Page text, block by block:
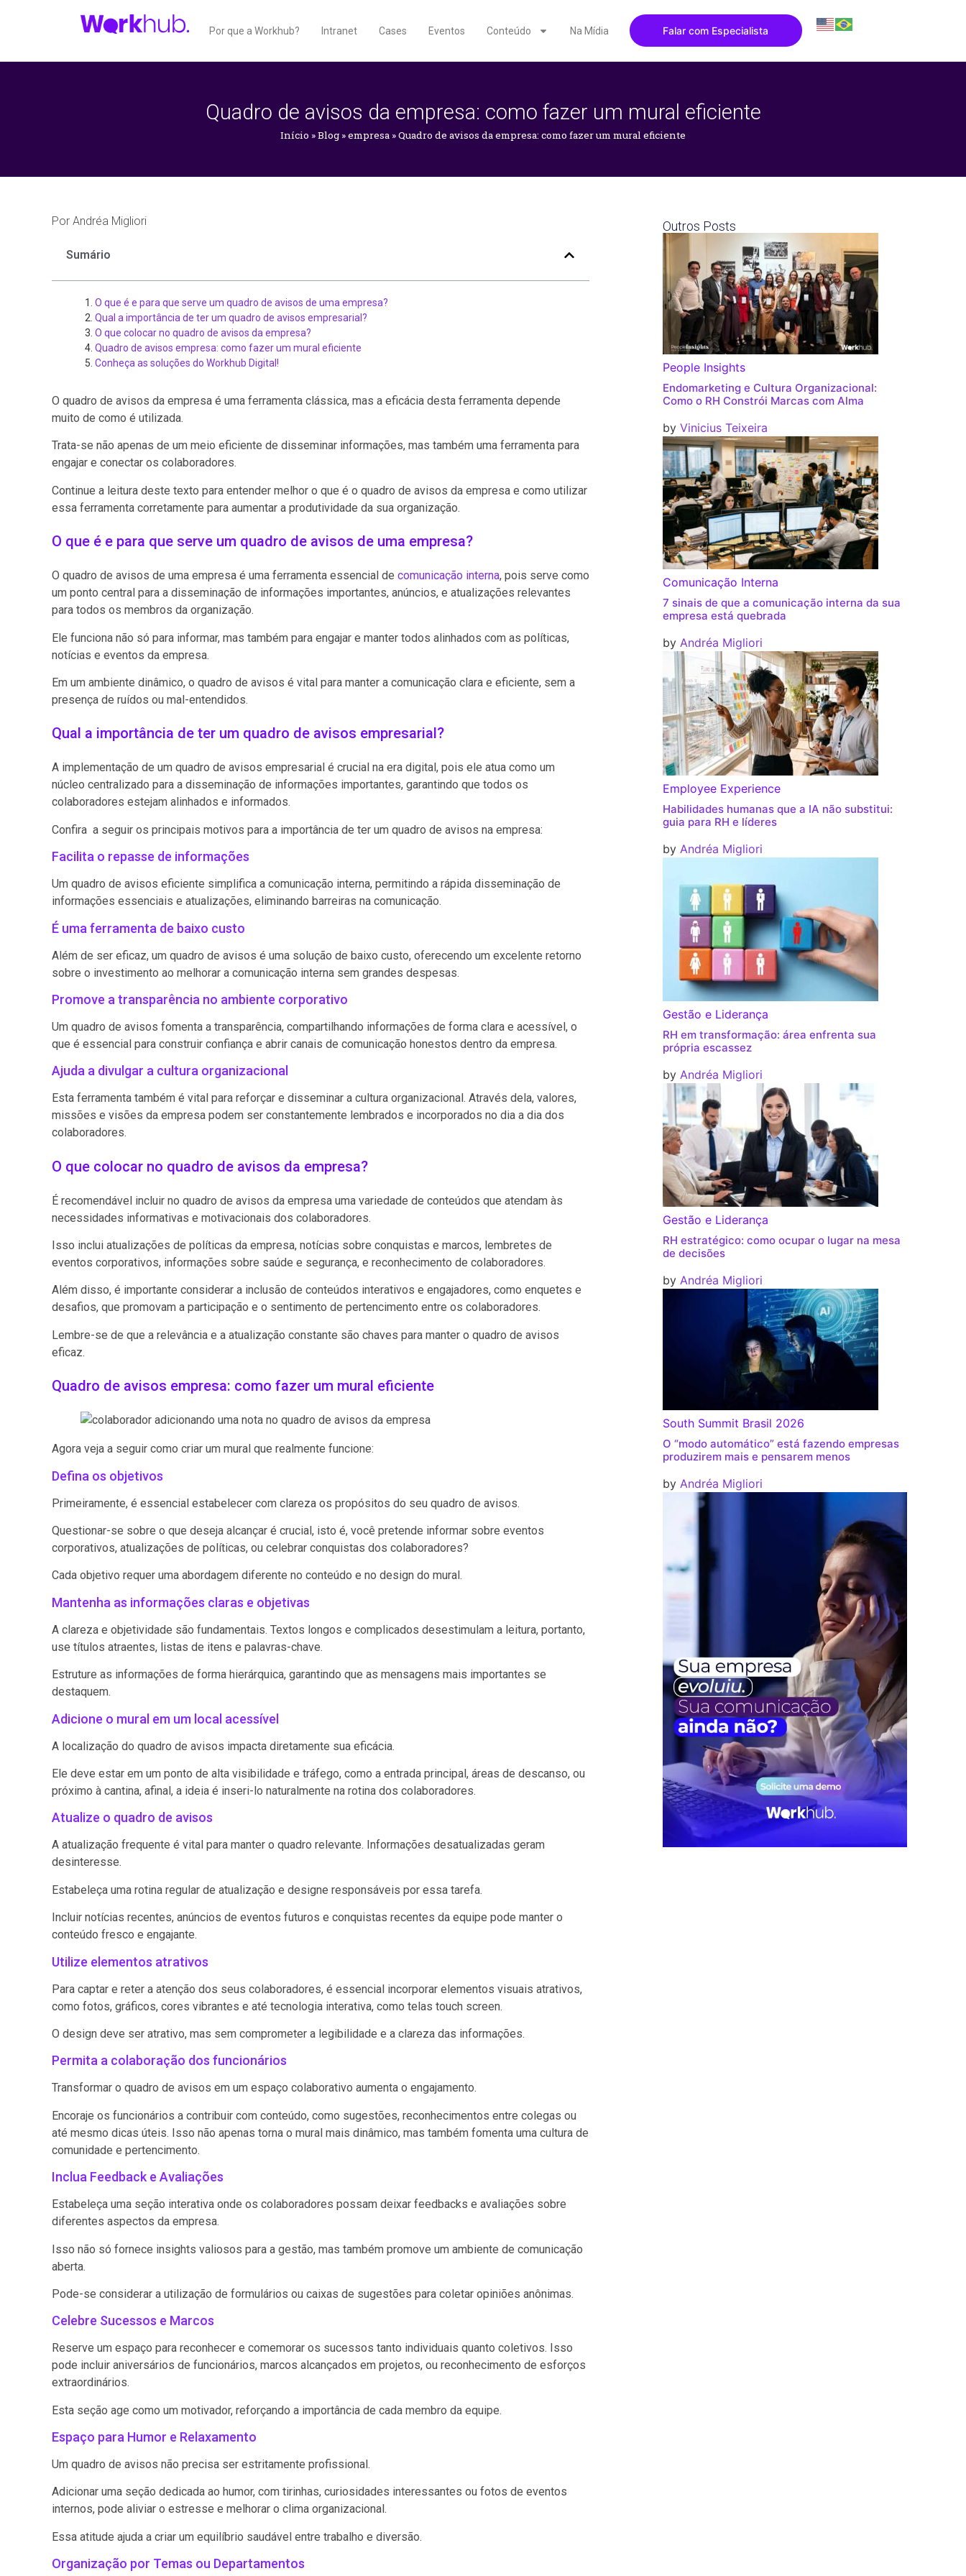
Por que a Workhub? Intranet Cases Eventos Conteúdo Na Mídia Falar com Especialista
Quadro de avisos da empresa: como fazer um mural eficiente
Início »Blog »empresa »Quadro de avisos da empresa: como fazer um mural eficiente
Por Andréa Migliori
Sumário
O que é e para que serve um quadro de avisos de uma empresa?
Qual a importância de ter um quadro de avisos empresarial?
O que colocar no quadro de avisos da empresa?
Quadro de avisos empresa: como fazer um mural eficiente
Conheça as soluções do Workhub Digital!
O quadro de avisos da empresa é uma ferramenta clássica, mas a eficácia desta ferramenta depende
muito de como é utilizada.
Trata-se não apenas de um meio eficiente de disseminar informações, mas também uma ferramenta para
engajar e conectar os colaboradores.
Continue a leitura deste texto para entender melhor o que é o quadro de avisos da empresa e como utilizar
essa ferramenta corretamente para aumentar a produtividade da sua organização.
O que é e para que serve um quadro de avisos de uma empresa?
O quadro de avisos de uma empresa é uma ferramenta essencial de comunicação interna, pois serve como
um ponto central para a disseminação de informações importantes, anúncios, e atualizações relevantes
para todos os membros da organização.
Ele funciona não só para informar, mas também para engajar e manter todos alinhados com as políticas,
notícias e eventos da empresa.
Em um ambiente dinâmico, o quadro de avisos é vital para manter a comunicação clara e eficiente, sem a
presença de ruídos ou mal-entendidos.
Qual a importância de ter um quadro de avisos empresarial?
A implementação de um quadro de avisos empresarial é crucial na era digital, pois ele atua como um
núcleo centralizado para a disseminação de informações importantes, garantindo que todos os
colaboradores estejam alinhados e informados.
Confira a seguir os principais motivos para a importância de ter um quadro de avisos na empresa:
Facilita o repasse de informações
Um quadro de avisos eficiente simplifica a comunicação interna, permitindo a rápida disseminação de
informações essenciais e atualizações, eliminando barreiras na comunicação.
É uma ferramenta de baixo custo
Além de ser eficaz, um quadro de avisos é uma solução de baixo custo, oferecendo um excelente retorno
sobre o investimento ao melhorar a comunicação interna sem grandes despesas.
Promove a transparência no ambiente corporativo
Um quadro de avisos fomenta a transparência, compartilhando informações de forma clara e acessível, o
que é essencial para construir confiança e abrir canais de comunicação honestos dentro da empresa.
Ajuda a divulgar a cultura organizacional
Esta ferramenta também é vital para reforçar e disseminar a cultura organizacional. Através dela, valores,
missões e visões da empresa podem ser constantemente lembrados e incorporados no dia a dia dos
colaboradores.
O que colocar no quadro de avisos da empresa?
É recomendável incluir no quadro de avisos da empresa uma variedade de conteúdos que atendam às
necessidades informativas e motivacionais dos colaboradores.
Isso inclui atualizações de políticas da empresa, notícias sobre conquistas e marcos, lembretes de
eventos corporativos, informações sobre saúde e segurança, e reconhecimento de colaboradores.
Além disso, é importante considerar a inclusão de conteúdos interativos e engajadores, como enquetes e
desafios, que promovam a participação e o sentimento de pertencimento entre os colaboradores.
Lembre-se de que a relevância e a atualização constante são chaves para manter o quadro de avisos
eficaz.
Quadro de avisos empresa: como fazer um mural eficiente
Agora veja a seguir como criar um mural que realmente funcione:
Defina os objetivos
Primeiramente, é essencial estabelecer com clareza os propósitos do seu quadro de avisos.
Questionar-se sobre o que deseja alcançar é crucial, isto é, você pretende informar sobre eventos
corporativos, atualizações de políticas, ou celebrar conquistas dos colaboradores?
Cada objetivo requer uma abordagem diferente no conteúdo e no design do mural.
Mantenha as informações claras e objetivas
A clareza e objetividade são fundamentais. Textos longos e complicados desestimulam a leitura, portanto,
use títulos atraentes, listas de itens e palavras-chave.
Estruture as informações de forma hierárquica, garantindo que as mensagens mais importantes se
destaquem.
Adicione o mural em um local acessível
A localização do quadro de avisos impacta diretamente sua eficácia.
Ele deve estar em um ponto de alta visibilidade e tráfego, como a entrada principal, áreas de descanso, ou
próximo à cantina, afinal, a ideia é inseri-lo naturalmente na rotina dos colaboradores.
Atualize o quadro de avisos
A atualização frequente é vital para manter o quadro relevante. Informações desatualizadas geram
desinteresse.
Estabeleça uma rotina regular de atualização e designe responsáveis por essa tarefa.
Incluir notícias recentes, anúncios de eventos futuros e conquistas recentes da equipe pode manter o
conteúdo fresco e engajante.
Utilize elementos atrativos
Para captar e reter a atenção dos seus colaboradores, é essencial incorporar elementos visuais atrativos,
como fotos, gráficos, cores vibrantes e até tecnologia interativa, como telas touch screen.
O design deve ser atrativo, mas sem comprometer a legibilidade e a clareza das informações.
Permita a colaboração dos funcionários
Transformar o quadro de avisos em um espaço colaborativo aumenta o engajamento.
Encoraje os funcionários a contribuir com conteúdo, como sugestões, reconhecimentos entre colegas ou
até mesmo dicas úteis. Isso não apenas torna o mural mais dinâmico, mas também fomenta uma cultura de
comunidade e pertencimento.
Inclua Feedback e Avaliações
Estabeleça uma seção interativa onde os colaboradores possam deixar feedbacks e avaliações sobre
diferentes aspectos da empresa.
Isso não só fornece insights valiosos para a gestão, mas também promove um ambiente de comunicação
aberta.
Pode-se considerar a utilização de formulários ou caixas de sugestões para coletar opiniões anônimas.
Celebre Sucessos e Marcos
Reserve um espaço para reconhecer e comemorar os sucessos tanto individuais quanto coletivos. Isso
pode incluir aniversários de funcionários, marcos alcançados em projetos, ou reconhecimento de esforços
extraordinários.
Esta seção age como um motivador, reforçando a importância de cada membro da equipe.
Espaço para Humor e Relaxamento
Um quadro de avisos não precisa ser estritamente profissional.
Adicionar uma seção dedicada ao humor, com tirinhas, curiosidades interessantes ou fotos de eventos
internos, pode aliviar o estresse e melhorar o clima organizacional.
Essa atitude ajuda a criar um equilíbrio saudável entre trabalho e diversão.
Organização por Temas ou Departamentos
Outros Posts
People Insights
Endomarketing e Cultura Organizacional:
Como o RH Constrói Marcas com Alma
by Vinicius Teixeira
Comunicação Interna
7 sinais de que a comunicação interna da sua
empresa está quebrada
by Andréa Migliori
Employee Experience
Habilidades humanas que a IA não substitui:
guia para RH e líderes
by Andréa Migliori
Gestão e Liderança
RH em transformação: área enfrenta sua
própria escassez
by Andréa Migliori
Gestão e Liderança
RH estratégico: como ocupar o lugar na mesa
de decisões
by Andréa Migliori
South Summit Brasil 2026
O “modo automático” está fazendo empresas
produzirem mais e pensarem menos
by Andréa Migliori